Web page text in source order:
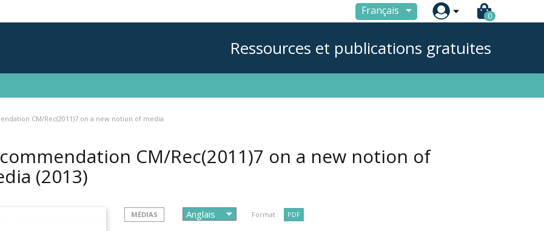
Français  0
Ressources et publications gratuites
CM/Rec(2011)7 on a new notion of media
CM/Rec(2011)7 on a new notion of
(2013)
MÉDIAS Format : PDF